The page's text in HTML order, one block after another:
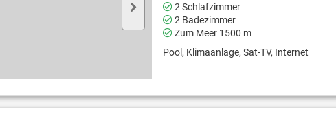
2 Schlafzimmer
2 Badezimmer
Zum Meer 1500 m
Pool, Klimaanlage, Sat-TV, Internet